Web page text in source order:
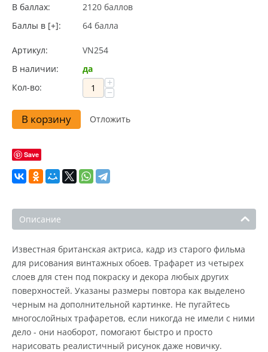
В баллах:
2120 баллов
Баллы в [+]:
64 балла
Артикул:
VN254
В наличии:
да
Кол-во:
+
−
В корзину Отложить
Save
Описание
Известная британская актриса, кадр из старого фильма
для рисования винтажных обоев. Трафарет из четырех
слоев для стен под покраску и декора любых других
поверхностей. Указаны размеры повтора как выделено
черным на дополнительной картинке. Не пугайтесь
многослойных трафаретов, если никогда не имели с ними
дело - они наоборот, помогают быстро и просто
нарисовать реалистичный рисунок даже новичку.